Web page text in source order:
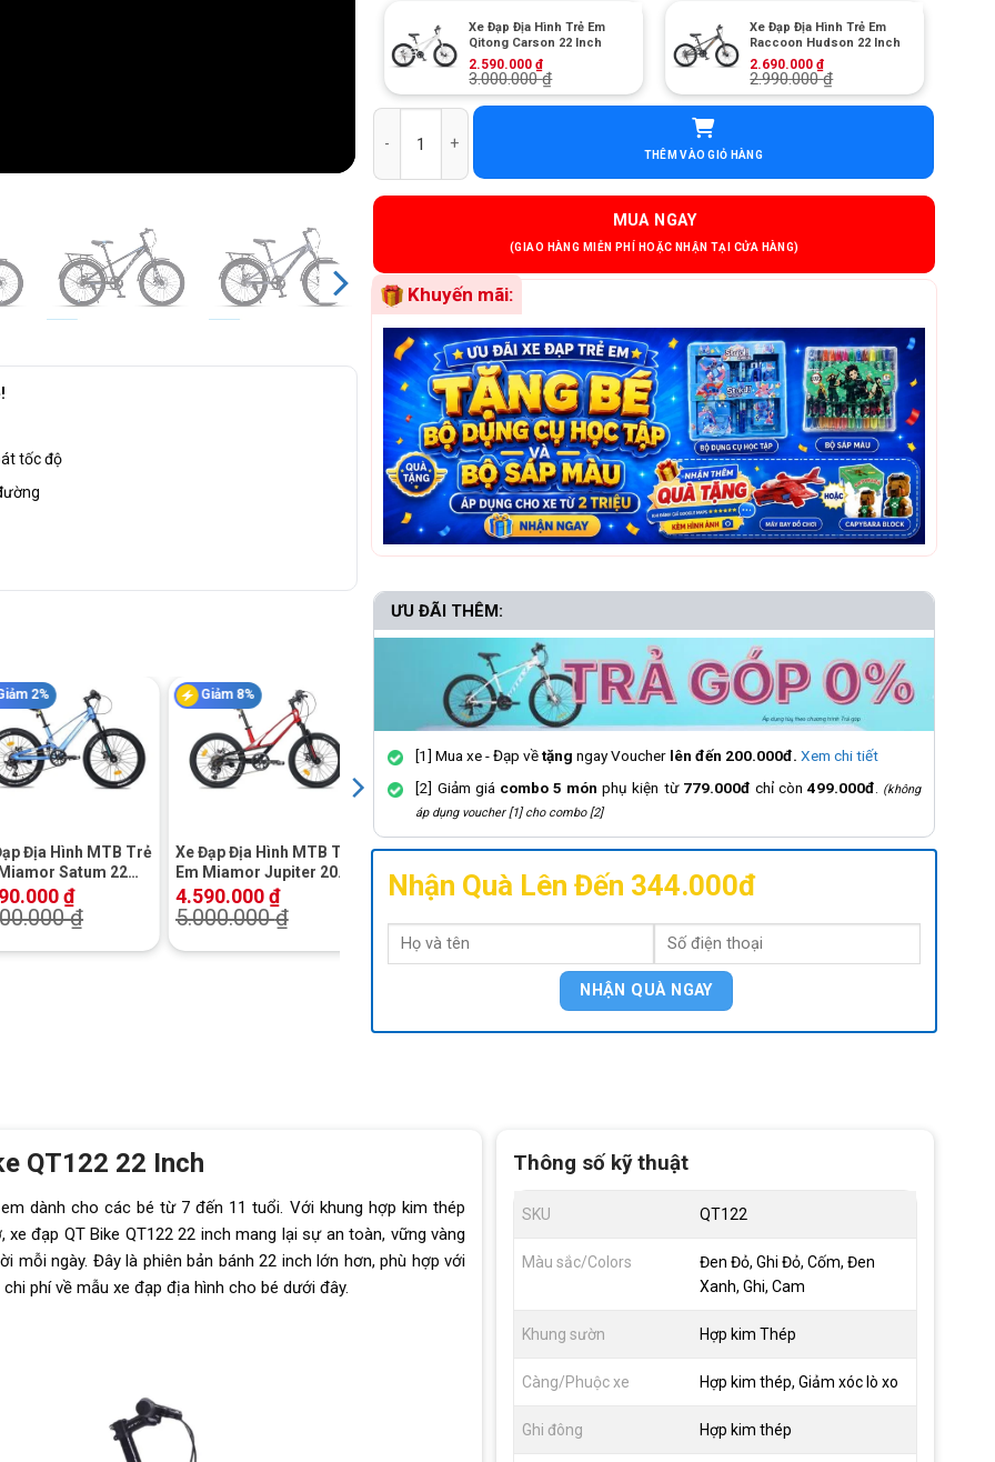
tốc độ
2%
Địa Hình MTB Trẻ
Satum 22
₫
₫
Giảm 8%
+
Xe Đạp Địa Hình MTB Trẻ
Em Miamor Jupiter 20
Inch
4.590.000₫
5.000.000₫
Giảm 8%
+
Xe Đạp Địa Hình Trẻ Em
Raccoon Nelson 22 Inch
2.750.000₫
3.000.000₫
+
Xe Đạp Địa Hình Trẻ Em
Qitong Carson 22 Inch
2.590.000₫
3.000.000₫
+
Xe Đạp Địa Hình Trẻ Em
Raccoon Hudson 22 Inch
2.690.000₫
2.990.000₫
Xe Đạp Địa Hình Trẻ Em QT Bike QT122 22 Inch số lượng
THÊM VÀO GIỎ HÀNG
MUA NGAY
Khuyến mãi:
ƯU ĐÃI THÊM:
[1] Mua xe - Đạp vềtặng ngay Voucher lên đến 200.000đ. Xem chi tiết
[2] Giảm giá combo 5 món phụ kiện từ 779.000đ chỉ còn499.000đ. (không
áp dụng voucher [1] cho combo [2]
Nhận Quà Lên Đến 344.000đ
QT122 22 Inch
dành cho các bé từ 7 đến 11 tuổi. Với khung hợp kim thép
đạp QT Bike QT122 22 inch mang lại sự an toàn, vững vàng
mỗi ngày. Đây là phiên bản bánh 22 inch lớn hơn, phù hợp với
phí về mẫu xe đạp địa hình cho bé dưới đây.
Thông số kỹ thuật
SKU QT122
Màu sắc/Colors
Đen Đỏ, Ghi Đỏ, Cốm, Đen
Xanh, Ghi, Cam
Khung sườn Hợp kim Thép
Càng/Phuộc xe Hợp kim thép, Giảm xóc lò xo
Ghi đông Hợp kim thép